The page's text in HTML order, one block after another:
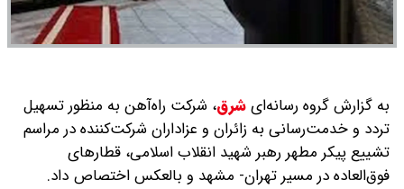
به گزارش گروه رسانه‌ایشرق، شرکت راه‌آهن به منظور تسهیل
تردد و خدمت‌رسانی به زائران و عزاداران شرکت‌کننده در مراسم
تشییع پیکر مطهر رهبر شهید انقلاب اسلامی، قطارهای
فوق‌العاده در مسیر تهران- مشهد و بالعکس اختصاص داد.